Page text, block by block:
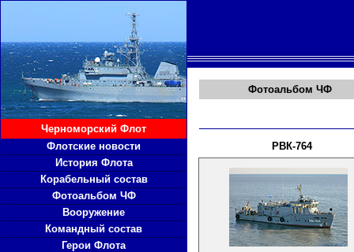
Черноморский Флот
Флотские новости
История Флота
Корабельный состав
Фотоальбом ЧФ
Вооружение
Командный состав
Герои Флота
Фотоальбом ЧФ
РВК-764